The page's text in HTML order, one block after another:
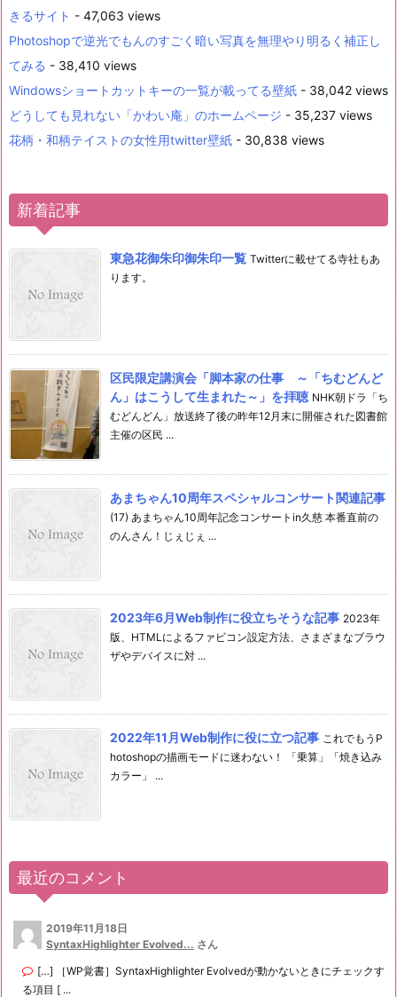
きるサイト - 47,063 views
Photoshopで逆光でもんのすごく暗い写真を無理やり明るく補正し
てみる - 38,410 views
Windowsショートカットキーの一覧が載ってる壁紙 - 38,042 views
どうしても見れない「かわい庵」のホームページ - 35,237 views
花柄・和柄テイストの女性用twitter壁紙 - 30,838 views
新着記事
東急花御朱印御朱印一覧 Twitterに載せてる寺社もあ
ります。
区民限定講演会「脚本家の仕事 ～「ちむどんど
ん」はこうして生まれた～」を拝聴 NHK朝ドラ「ち
むどんどん」放送終了後の昨年12月末に開催された図書館
主催の区民 ...
あまちゃん10周年スペシャルコンサート関連記事
(17) あまちゃん10周年記念コンサートin久慈 本番直前の
のんさん！じぇじぇ ...
2023年6月Web制作に役立ちそうな記事 2023年
版、HTMLによるファビコン設定方法、さまざまなブラウ
ザやデバイスに対 ...
2022年11月Web制作に役に立つ記事 これでもうP
hotoshopの描画モードに迷わない！ 「乗算」「焼き込み
カラー」 ...
最近のコメント
2019年11月18日
SyntaxHighlighter Evolved... さん
[…] ［WP覚書］SyntaxHighlighter Evolvedが動かないときにチェックす
る項目 [ ...